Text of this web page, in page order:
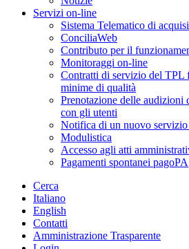
Servizi on-line
Sistema Telematico di
ConciliaWeb
Contributo per il
Monitoraggi on-line
Contratti di servizio del TPL
minime di qualità
Prenotazione delle audizioni
con gli utenti
Notifica di un nuovo servizio
Modulistica
Accesso agli atti
Pagamenti spontanei pagoPA
Cerca
Italiano
English
Contatti
Amministrazione Trasparente